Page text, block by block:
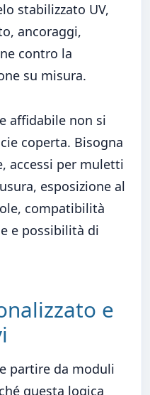
stabilizzato UV,
ancoraggi,
contro la
su misura.
affidabile non si
coperta. Bisogna
accessi per muletti
esposizione al
compatibilità
e possibilità di
e
partire da moduli
questa logica